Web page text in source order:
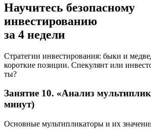
Научитесь безопасному
инвестированию
за 4 недели
Стратегии инвестирования: быки и
короткие позиции. Спекулянт или
ты?
Занятие 10. «Анализ
минут)
Основные мультипликаторы и их